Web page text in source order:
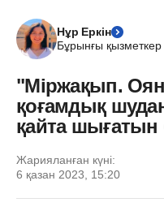
Нұр Еркін
Бұрынғы қызметкер
"Міржақып.
қоғамдық
қайта
Жарияланған күні:
6 қазан 2023, 15:20